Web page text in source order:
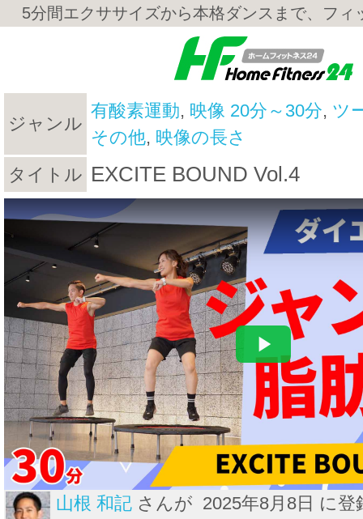
5分間エクササイズから本格ダンスまで、フィ
ジャンル
有酸素運動, 映像 20分～30分, ツ
その他, 映像の長さ
タイトル EXCITE BOUND Vol.4
山根 和記 さんが 2025年8月8日 に登